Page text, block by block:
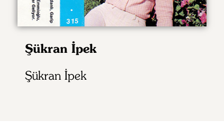
Şükran İpek
Şükran İpek